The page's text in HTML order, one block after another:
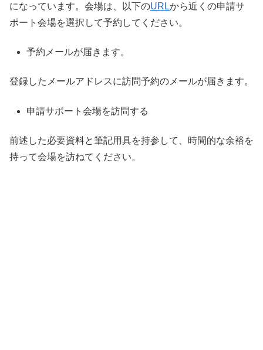
になっています。会場は、以下のURLから近くの申請サ
ポート会場を選択して予約してください。
予約メールが届きます。
登録したメールアドレスに訪問予約のメールが届きます。
申請サポート会場を訪問する
前述した必要資料と筆記用具を持参して、時間的な余裕を
持って会場を訪ねてください。